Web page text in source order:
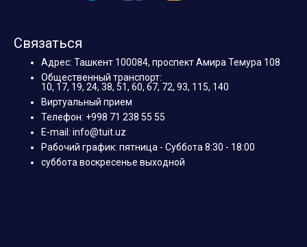
Связаться
Адрес: Ташкент 100084, проспект Амира Темура 108
Общественный транспорт:
10, 17, 19, 24, 38, 51, 60, 67, 72, 93, 115, 140
Виртуальный прием
Телефон: +998 71 238 55 55
E-mail: info@tuit.uz
Рабочий график: пятница - Суббота 8:30 - 18:00
суббота воскресенье выходной